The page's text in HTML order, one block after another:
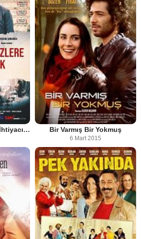
Aşkın Gören Gözlere İhtiyacı Yok Bir Varmış Bir Yokmuş
6 Mart 2015